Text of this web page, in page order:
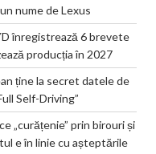
nume de Lexus
înregistrează 6 brevete
producția în 2027
ține la secret datele de
Self-Driving”
„curățenie” prin birouri și
e în linie cu așteptările